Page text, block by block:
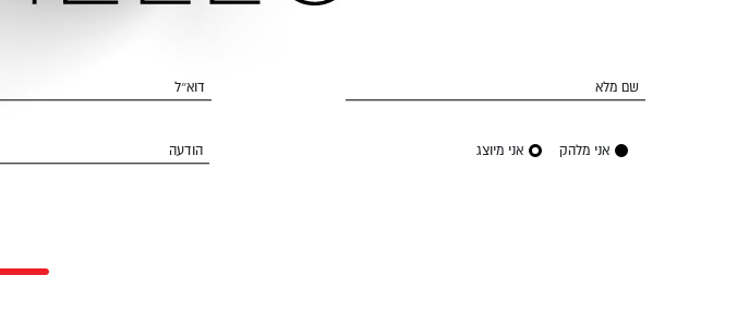
שם מלא דוא״ל
אני מלהק אני מיוצג הודעה